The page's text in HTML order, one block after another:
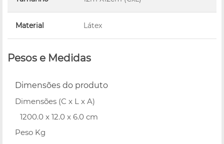
Material Látex
Pesos e Medidas
Dimensões do produto
Dimensões (C x L x A)
1200.0 x 12.0 x 6.0 cm
Peso Kg